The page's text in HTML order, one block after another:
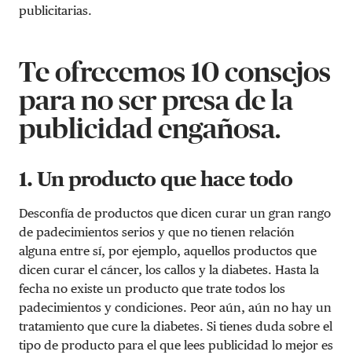
publicitarias.
Te ofrecemos 10 consejos
para no ser presa de la
publicidad engañosa.
1. Un producto que hace todo
Desconfía de productos que dicen curar un gran rango
de padecimientos serios y que no tienen relación
alguna entre sí, por ejemplo, aquellos productos que
dicen curar el cáncer, los callos y la diabetes. Hasta la
fecha no existe un producto que trate todos los
padecimientos y condiciones. Peor aún, aún no hay un
tratamiento que cure la diabetes. Si tienes duda sobre el
tipo de producto para el que lees publicidad lo mejor es